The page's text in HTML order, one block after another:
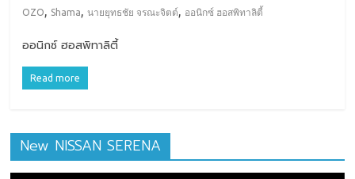
OZO, Shama,นายยุทธชัย จรณะจิตต์, ออนิกซ์ ฮอสพิทาลิตี้
ออนิกซ์ ฮอสพิทาลิตี้
Read more
New NISSAN SERENA